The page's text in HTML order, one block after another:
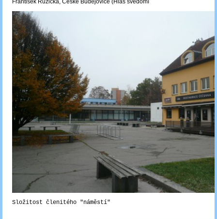
František Růžička, České Budějovice (Hlas svědomí
Složitost členitého "náměstí"